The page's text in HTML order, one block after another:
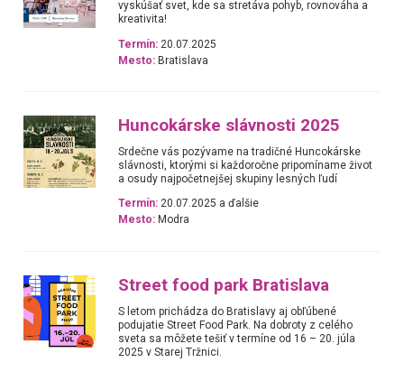
vyskúšať svet, kde sa stretáva pohyb, rovnováha a
kreativita!
Termín: 20.07.2025
Mesto: Bratislava
Huncokárske slávnosti 2025
Srdečne vás pozývame na tradičné Huncokárske
slávnosti, ktorými si každoročne pripomíname život
a osudy najpočetnejšej skupiny lesných ľudí
Termín: 20.07.2025 a ďalšie
Mesto: Modra
Street food park Bratislava
S letom prichádza do Bratislavy aj obľúbené
podujatie Street Food Park. Na dobroty z celého
sveta sa môžete tešiť v termíne od 16 – 20. júla
2025 v Starej Tržnici.